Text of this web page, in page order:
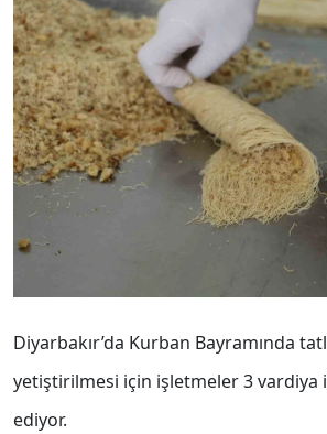
Diyarbakır’da Kurban Bayramında
yetiştirilmesi için işletmeler 3 vardiya
ediyor.